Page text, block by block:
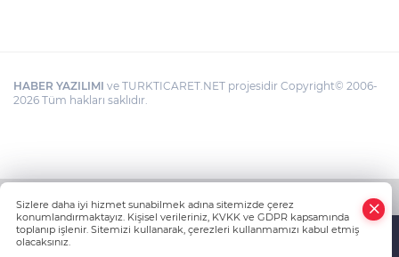
HABER YAZILIMI ve TURKTICARET.NET projesidir Copyright© 2006-
2026 Tüm hakları saklıdır.
Sizlere daha iyi hizmet sunabilmek adına sitemizde çerez
konumlandırmaktayız. Kişisel verileriniz, KVKK ve GDPR kapsamında
toplanıp işlenir. Sitemizi kullanarak, çerezleri kullanmamızı kabul etmiş
olacaksınız.